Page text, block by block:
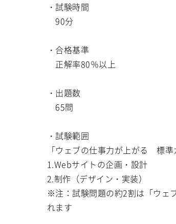
・試験時間
90分
・合格基準
正解率80％以上
・出題数
65問
・試験範囲
「ウェブの仕事力が上がる 標
1.Webサイトの企画・設計
2.制作（デザイン・実装）
※注：試験問題の約2割は「ウ
れます